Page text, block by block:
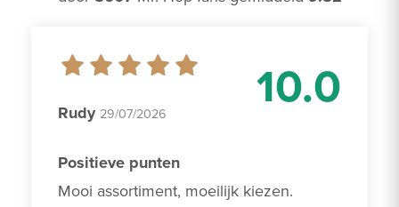
10.0
Rudy 29/07/2026
Positieve punten
Mooi assortiment, moeilijk kiezen.